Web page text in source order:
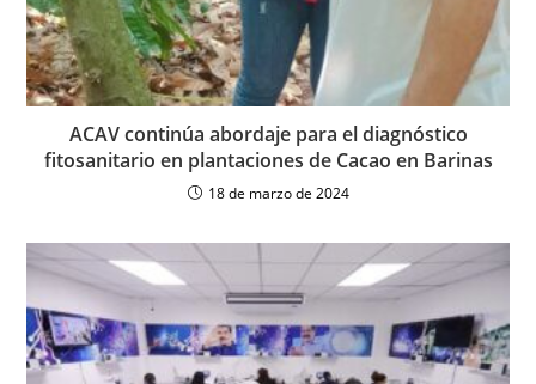
ACAV continúa abordaje para el diagnóstico
fitosanitario en plantaciones de Cacao en Barinas
18 de marzo de 2024